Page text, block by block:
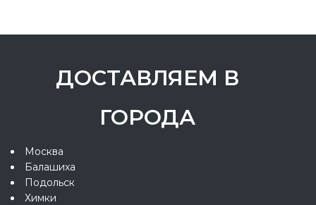
ДОСТАВЛЯЕМ В
ГОРОДА
Москва
Балашиха
Подольск
Химки